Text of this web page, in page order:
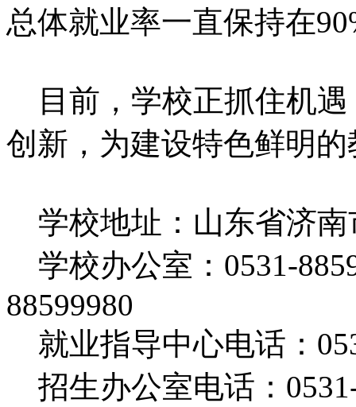
总体就业率一直保持在
目前，学校正抓住机遇
创新，为建设特色鲜明
学校地址：山东省济南
学校办公室：0531-
88599980
就业指导中心电话：
招生办公室电话：